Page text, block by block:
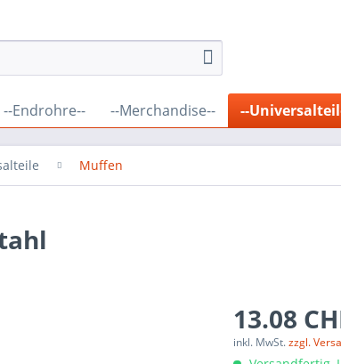
--Endrohre-- --Merchandise-- --
Muffen
13.08
inkl. MwSt.zzgl.